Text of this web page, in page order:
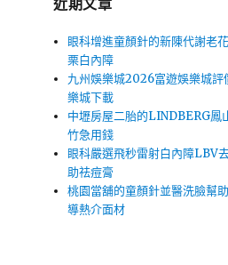
近期文章
眼科增進童顏針的新陳代謝老
栗白內障
九州娛樂城2026富遊娛樂城評
樂城下載
中壢房屋二胎的LINDBERG鳳
竹急用錢
眼科嚴選飛秒雷射白內障LBV
助祛痘膏
桃園當舖的童顏針並醫洗臉幫
導熱介面材